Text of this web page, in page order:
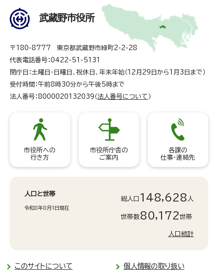
武蔵野市役所
〒180-8777 東京都武蔵野市緑町2-2-28
代表電話番号：0422-51-5131
閉庁日：土曜日・日曜日、祝休日、年末年始（12月29日から1月3日まで）
受付時間：午前8時30分から午後5時まで
法人番号：8000020132039（ 法人番号について ）
市役所への
行き方
市役所庁舎の
ご案内
各課の
仕事・連絡先
人口と世帯
令和8年8月1日現在
総人口 148,628 人
世帯数80,172世帯
人口統計
このサイトについて 個人情報の取り扱い